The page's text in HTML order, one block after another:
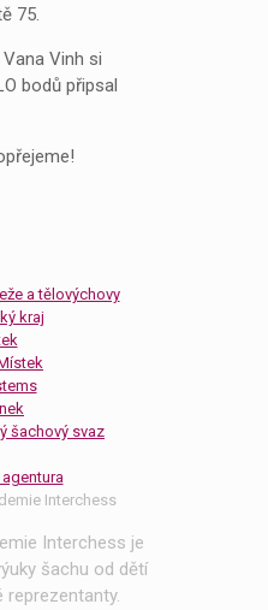
75.
Vinh si
bodů připsal
Interchess je
šachu od dětí
reprezentanty.